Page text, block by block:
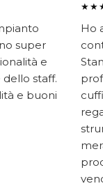
super
e
staff.
e buoni
Ho